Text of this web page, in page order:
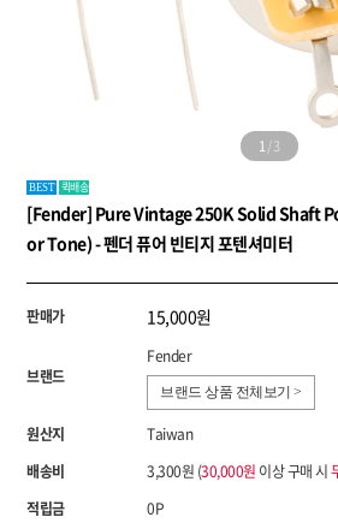
1/3
BEST 퀵배송
[Fender] Pure Vintage 250K Solid Shaft
or Tone) - 펜더 퓨어 빈티지 포텐셔미터
판매가 15,000원
브랜드
Fender
브랜드 상품 전체보기 >
원산지
Taiwan
배송비
3,300원 (30,000원 이상 구매 시
적립금
0P